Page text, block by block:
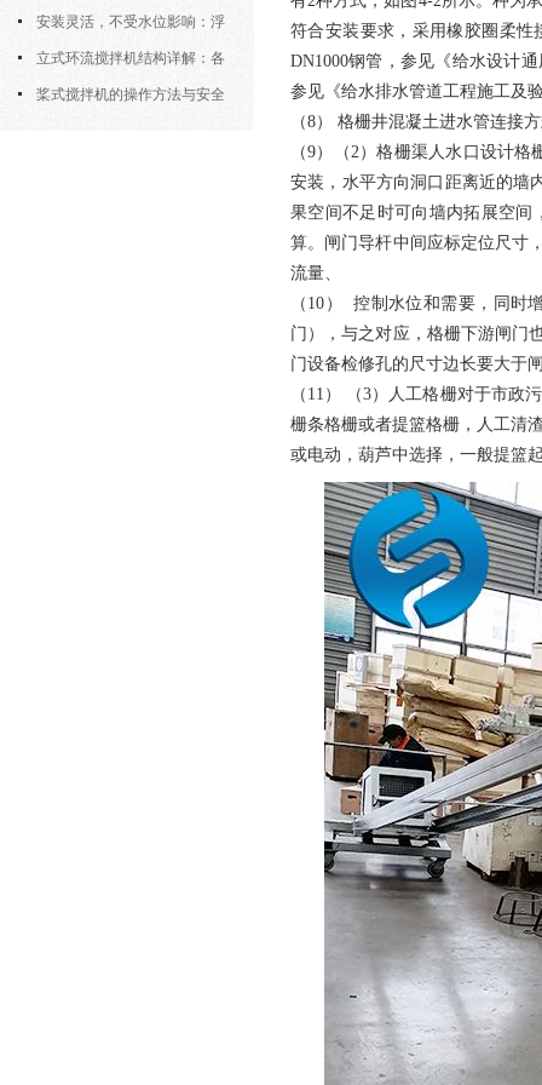
污机的土建配合要求与水平度校准
安装灵活，不受水位影响：浮
筒式曝气机的结构优势与适用场景
立式环流搅拌机结构详解：各
部件的功能与协同
桨式搅拌机的操作方法与安全
符合安装要求，采用橡胶圈柔性
DN1000钢管，参见《给水设计
参见《给水排水管道工程施工及
（8） 格栅井混凝土进水管连接
（9）（2）格栅渠人水口设计
安装，水平方向洞口距离近的墙
果空间不足时可向墙内拓展空间
算。闸门导杆中间应标定位尺寸
流量、
（10） 控制水位和需要，同时
门），与之对应，格栅下游闸门
门设备检修孔的尺寸边长要大于
（11） （3）人工格栅对于市政
栅条格栅或者提篮格栅，人工清
或电动，葫芦中选择，一般提篮